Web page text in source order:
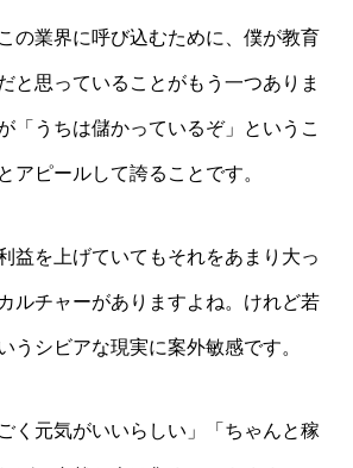
の業界に呼び込むために、僕が教育
と思っていることがもう一つありま
「うちは儲かっているぞ」というこ
アピールして誇ることです。
益を上げていてもそれをあまり大っ
ルチャーがありますよね。けれど若
うシビアな現実に案外敏感です。
く元気がいいらしい」「ちゃんと稼